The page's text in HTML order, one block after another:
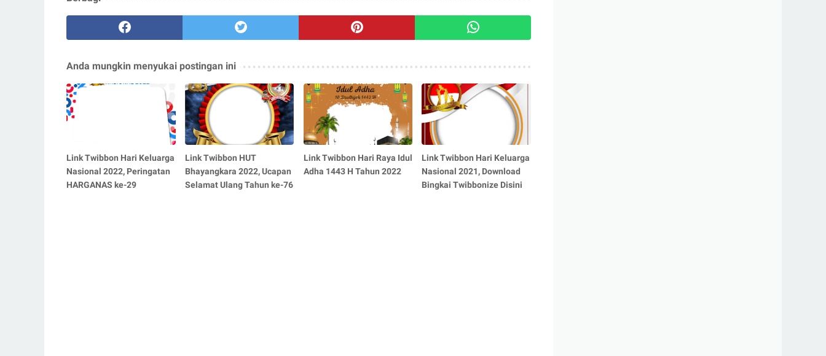
Anda mungkin menyukai postingan ini
Link Twibbon Hari Keluarga
Nasional 2022, Peringatan
HARGANAS ke-29
Link Twibbon HUT
Bhayangkara 2022, Ucapan
Selamat Ulang Tahun ke-76
Link Twibbon Hari Raya Idul
Adha 1443 H Tahun 2022
Link Twibbon Hari Keluarga
Nasional 2021, Download
Bingkai Twibbonize Disini